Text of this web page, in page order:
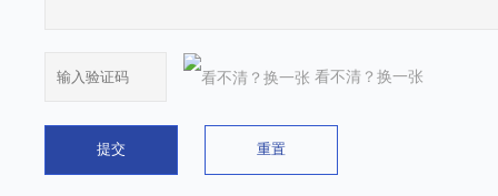
看不清？换一张